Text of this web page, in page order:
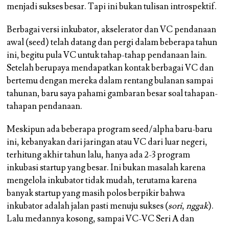
menjadi sukses besar. Tapi ini bukan tulisan introspektif.
Berbagai versi inkubator, akselerator dan VC pendanaan
awal (seed) telah datang dan pergi dalam beberapa tahun
ini, begitu pula VC untuk tahap-tahap pendanaan lain.
Setelah berupaya mendapatkan kontak berbagai VC dan
bertemu dengan mereka dalam rentang bulanan sampai
tahunan, baru saya pahami gambaran besar soal tahapan-
tahapan pendanaan.
Meskipun ada beberapa program seed/alpha baru-baru
ini, kebanyakan dari jaringan atau VC dari luar negeri,
terhitung akhir tahun lalu, hanya ada 2-3 program
inkubasi startup yang besar. Ini bukan masalah karena
mengelola inkubator tidak mudah, terutama karena
banyak startup yang masih polos berpikir bahwa
inkubator adalah jalan pasti menuju sukses (sori,nggak).
Lalu medannya kosong, sampai VC-VC Seri A dan